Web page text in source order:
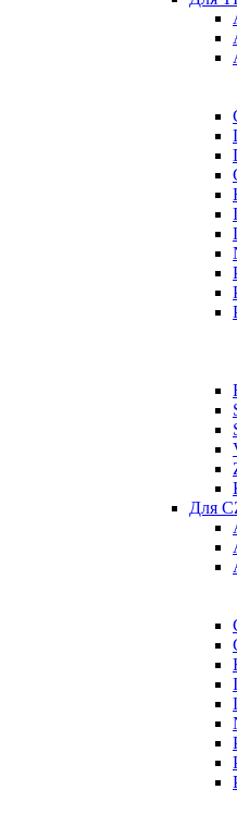
Для